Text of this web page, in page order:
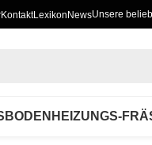
KontaktLexikonNewsUnsere